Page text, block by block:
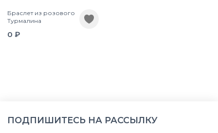
Браслет из розового
Турмалина
0 ₽
ПОДПИШИТЕСЬ НА РАССЫЛКУ